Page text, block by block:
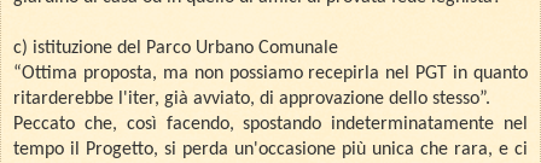
c) istituzione del Parco Urbano Comunale
“Ottima proposta, ma non possiamo recepirla nel PGT in quanto
ritarderebbe l'iter, già avviato, di approvazione dello stesso”.
Peccato che, così facendo, spostando indeterminatamente nel
tempo il Progetto, si perda un'occasione più unica che rara, e ci